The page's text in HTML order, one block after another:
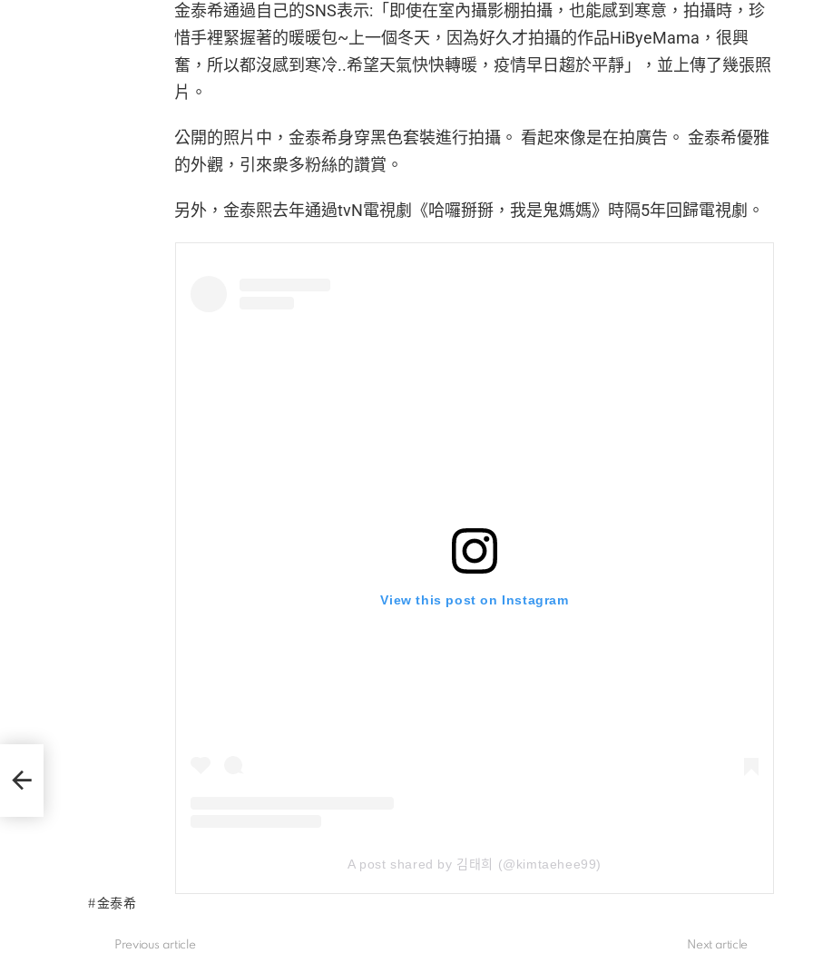
金泰希通過自己的SNS表示:「即使在室內攝影棚拍攝，也能感到寒意，拍攝時，珍
惜手裡緊握著的暖暖包~上一個冬天，因為好久才拍攝的作品HiByeMama，很興
奮，所以都沒感到寒冷..希望天氣快快轉暖，疫情早日趨於平靜」，並上傳了幾張照
片。
公開的照片中，金泰希身穿黑色套裝進行拍攝。 看起來像是在拍廣告。 金泰希優雅
的外觀，引來衆多粉絲的讚賞。
另外，金泰熙去年通過tvN電視劇《哈囉掰掰，我是鬼媽媽》時隔5年回歸電視劇。
View this post on Instagram
A post shared by 김태희 (@kimtaehee99)
金泰希
Previous article Next article